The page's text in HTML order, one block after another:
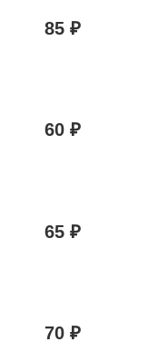
85 ₽
60 ₽
65 ₽
70 ₽